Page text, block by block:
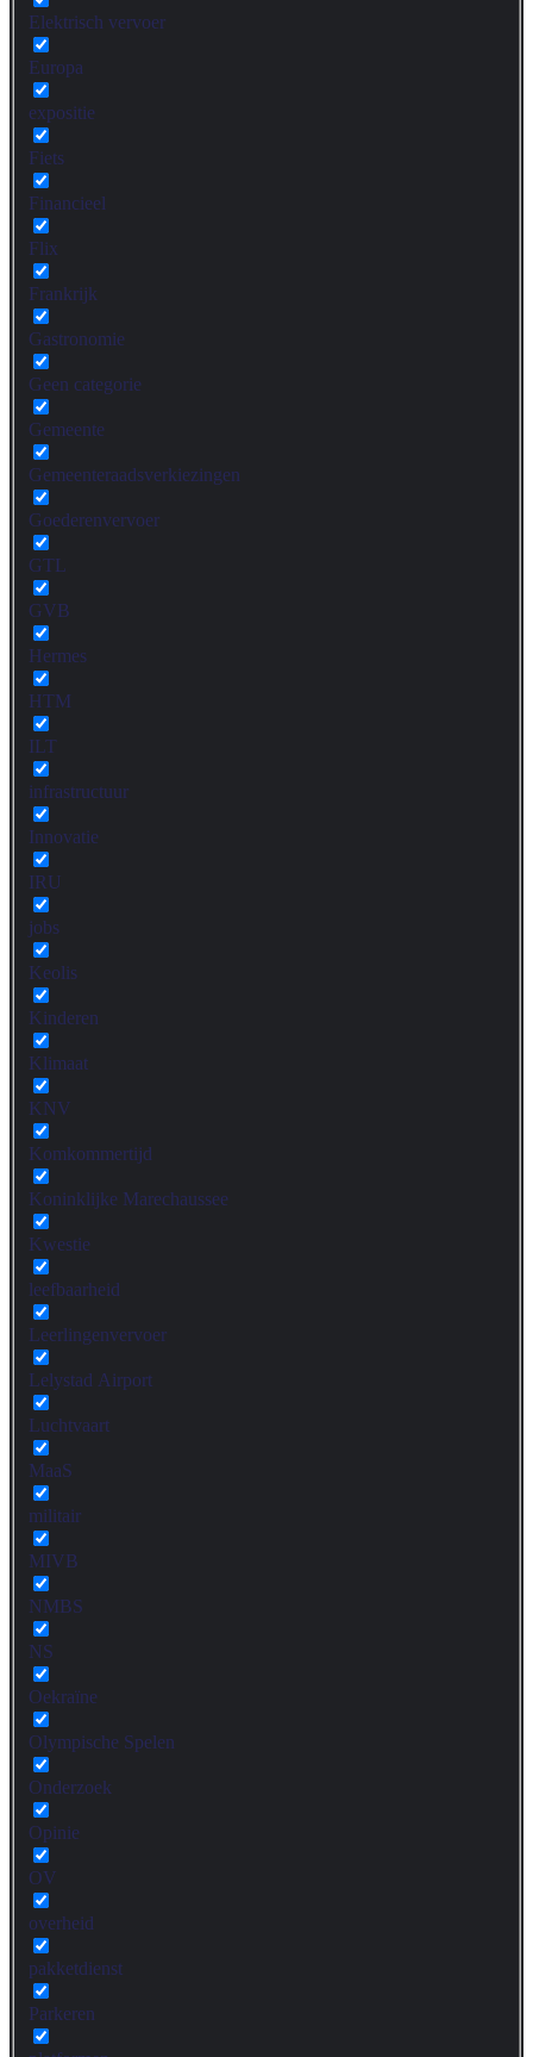
Elektrisch vervoer
Europa
expositie
Fiets
Financieel
Flix
Frankrijk
Gastronomie
Geen categorie
Gemeente
Gemeenteraadsverkiezingen
Goederenvervoer
GTL
GVB
Hermes
HTM
ILT
infrastructuur
Innovatie
IRU
jobs
Keolis
Kinderen
Klimaat
KNV
Komkommertijd
Koninklijke Marechaussee
Kwestie
leefbaarheid
Leerlingenvervoer
Lelystad Airport
Luchtvaart
MaaS
militair
MIVB
NMBS
NS
Oekraïne
Olympische Spelen
Onderzoek
Opinie
OV
overheid
pakketdienst
Parkeren